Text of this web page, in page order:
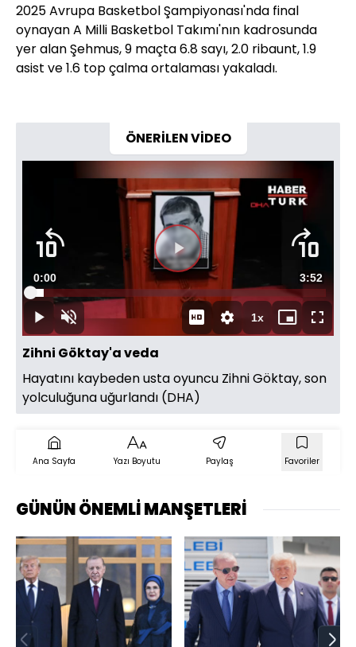
2025 Avrupa Basketbol Şampiyonası'nda final
oynayan A Milli Basketbol Takımı'nın kadrosunda
yer alan Şehmus, 9 maçta 6.8 sayı, 2.0 ribaunt, 1.9
asist ve 1.6 top çalma ortalaması yakaladı.
ÖNERİLEN VİDEO
Videoyu
Oynat
OynatSesi
Aç
Süre
0:00 Toplam
Süre
3:52
Yüklendi:
4.49%
1xOynatma
Hızı
Mini
oynatıcı
Tam
Ekran
Zihni Göktay'a veda
Hayatını kaybeden usta oyuncu Zihni Göktay, son
yolculuğuna uğurlandı (DHA)
Ana Sayfa Yazı Boyutu Paylaş Favoriler
GÜNÜN ÖNEMLİ MANŞETLERİ